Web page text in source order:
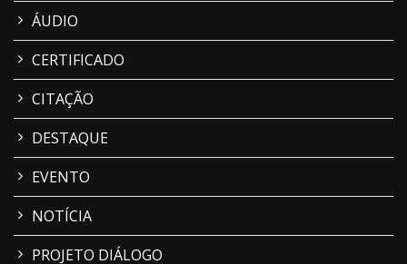
ÁUDIO
CERTIFICADO
CITAÇÃO
DESTAQUE
EVENTO
NOTÍCIA
PROJETO DIÁLOGO